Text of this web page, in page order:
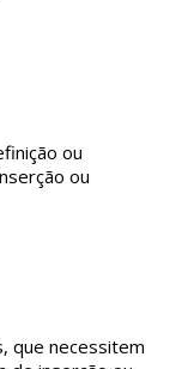
ou
ou
que necessitem